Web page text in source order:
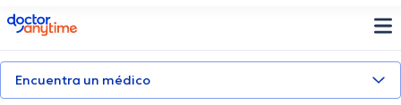
doctoranytime
Encuentra un médico